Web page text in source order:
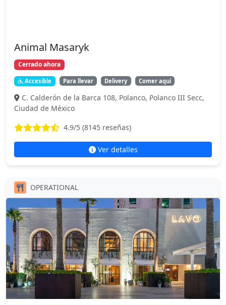
Animal Masaryk
Cerrado ahora
Accesible Para llevar Delivery Comer aquí
C. Calderón de la Barca 108, Polanco, Polanco III Secc,
Ciudad de México
4.9/5 (8145 reseñas)
Ver detalles
OPERATIONAL